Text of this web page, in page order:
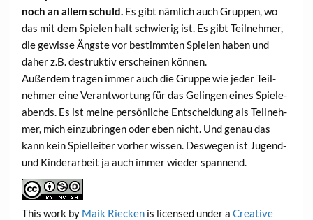
noch an allem schuld. Es gibt näm­lich auch Grup­pen, wo
das mit dem Spie­len halt schwie­rig ist. Es gibt Teil­neh­mer,
die gewis­se Ängs­te vor bestimm­ten Spie­len haben und
daher z.B. destruk­tiv erschei­nen können.
Außer­dem tra­gen immer auch die Grup­pe wie jeder Teil­
neh­mer eine Ver­ant­wor­tung für das Gelin­gen eines Spie­le­
abends. Es ist mei­ne per­sön­li­che Ent­schei­dung als Teil­neh­
mer, mich ein­zu­brin­gen oder eben nicht. Und genau das
kann kein Spiel­lei­ter vor­her wis­sen. Des­we­gen ist Jugend-
und Kin­der­ar­beit ja auch immer wie­der spannend.
This work by Maik Riecken is licen­sed under aCrea­ti­ve